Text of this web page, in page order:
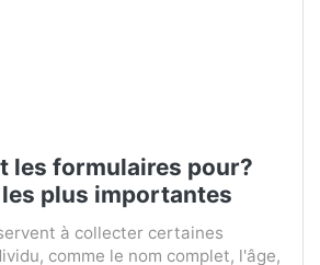
les formulaires pour?
plus importantes
à collecter certaines
comme le nom complet, l'âge,